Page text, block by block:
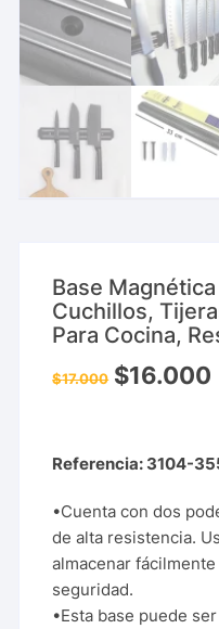
Base
Cuchillos,
Para Cocina,
$17.000 $16.000
Referencia: 3104-
•Cuenta con dos
de alta resistencia.
almacenar
seguridad.
•Esta base puede